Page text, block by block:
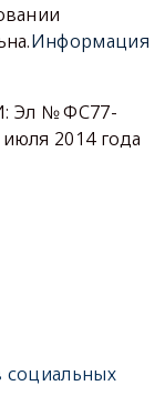
Информация
Эл № ФС77-
2014 года
социальных